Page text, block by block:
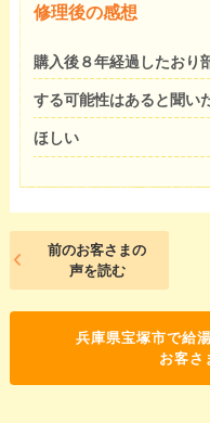
修理後の感想
購入後８年経過したおり
する可能性はあると聞い
ほしい
前のお客さまの
声を読む
兵庫県宝塚市で給
お客さ